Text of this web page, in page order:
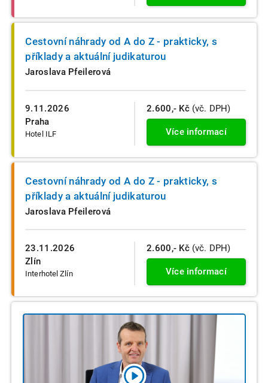
9.11.2026
Praha
Hotel ILF
Cestovní náhrady od A do Z - prakticky, s
příklady a aktuální judikaturou
Jaroslava Pfeilerová
2.600,- Kč (vč. DPH)
Více informací
23.11.2026
Zlín
Interhotel Zlín
Cestovní náhrady od A do Z - prakticky, s
příklady a aktuální judikaturou
Jaroslava Pfeilerová
2.600,- Kč (vč. DPH)
Více informací